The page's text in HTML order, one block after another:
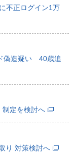
不正ログイン1万
偽造疑い 40歳追
制定を検討へ
り 対策検討へ